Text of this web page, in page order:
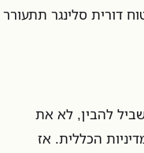
דורית סלינגר תתעורר
להבין, לא את
הכללית. אז